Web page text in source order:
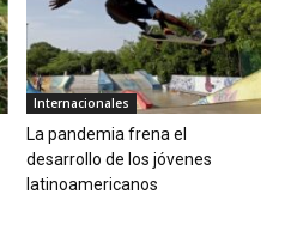
Internacionales
La pandemia frena el
desarrollo de los jóvenes
latinoamericanos